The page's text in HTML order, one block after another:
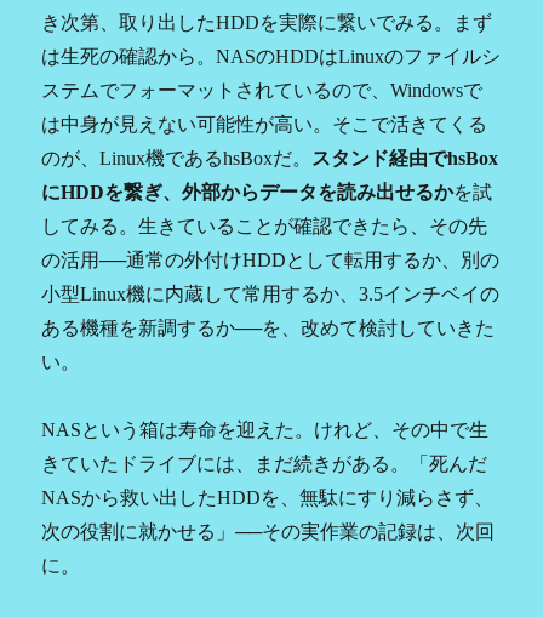
き次第、取り出したHDDを実際に繋いでみる。まず
は生死の確認から。NASのHDDはLinuxのファイルシ
ステムでフォーマットされているので、Windowsで
は中身が見えない可能性が高い。そこで活きてくる
のが、Linux機であるhsBoxだ。 スタンド経由でhsBox
にHDDを繋ぎ、外部からデータを読み出せるかを試
してみる。生きていることが確認できたら、その先
の活用──通常の外付けHDDとして転用するか、別の
小型Linux機に内蔵して常用するか、3.5インチベイの
ある機種を新調するか──を、改めて検討していきた
い。
NASという箱は寿命を迎えた。けれど、その中で生
きていたドライブには、まだ続きがある。「死んだ
NASから救い出したHDDを、無駄にすり減らさず、
次の役割に就かせる」──その実作業の記録は、次回
に。